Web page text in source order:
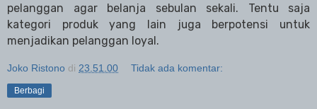
pelanggan agar belanja sebulan sekali. Tentu saja
kategori produk yang lain juga berpotensi untuk
menjadikan pelanggan loyal.
Joko Ristono di 23.51.00 Tidak ada komentar:
Berbagi